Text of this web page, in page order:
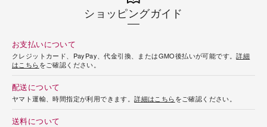
ショッピングガイド
お支払いについて
クレジットカード、PayPay、代金引換、またはGMO後払いが可能です。詳細
はこちらをご確認ください。
配送について
ヤマト運輸、時間指定が利用できます。詳細はこちらをご確認ください。
送料について
岳や末広がりを意味す
つ時」という意味を込
雄大な八ヶ岳山麓の自
Indonesia
Malaysia
Vietnam